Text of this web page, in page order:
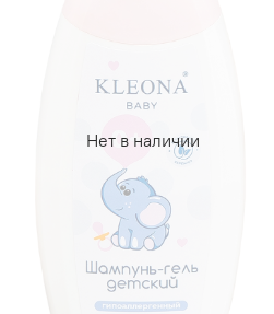
Нет в наличии